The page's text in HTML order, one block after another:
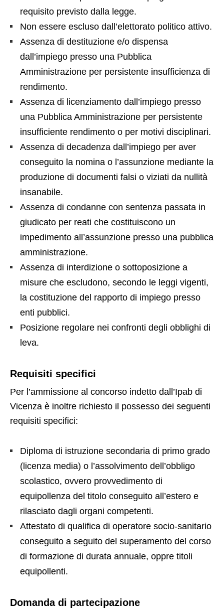
requisito previsto dalla legge.
Non essere escluso dall’elettorato politico attivo.
Assenza di destituzione e/o dispensa
dall’impiego presso una Pubblica
Amministrazione per persistente insufficienza di
rendimento.
Assenza di licenziamento dall’impiego presso
una Pubblica Amministrazione per persistente
insufficiente rendimento o per motivi disciplinari.
Assenza di decadenza dall’impiego per aver
conseguito la nomina o l’assunzione mediante la
produzione di documenti falsi o viziati da nullità
insanabile.
Assenza di condanne con sentenza passata in
giudicato per reati che costituiscono un
impedimento all’assunzione presso una pubblica
amministrazione.
Assenza di interdizione o sottoposizione a
misure che escludono, secondo le leggi vigenti,
la costituzione del rapporto di impiego presso
enti pubblici.
Posizione regolare nei confronti degli obblighi di
leva.
Requisiti specifici
Per l’ammissione al concorso indetto dall’Ipab di
Vicenza è inoltre richiesto il possesso dei seguenti
requisiti specifici:
Diploma di istruzione secondaria di primo grado
(licenza media) o l’assolvimento dell’obbligo
scolastico, ovvero provvedimento di
equipollenza del titolo conseguito all’estero e
rilasciato dagli organi competenti.
Attestato di qualifica di operatore socio-sanitario
conseguito a seguito del superamento del corso
di formazione di durata annuale, oppre titoli
equipollenti.
Domanda di partecipazione